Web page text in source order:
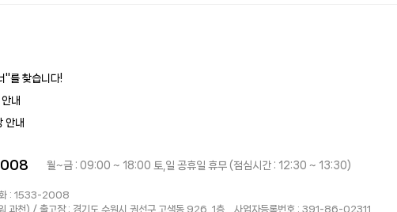
"를 찾습니다!
내
안내
월~금 : 09:00 ~ 18:00 토,일 공휴일 휴무 (점심시간 : 12:30 ~ 13:30)
화 : 1533-2008
과천) / 출고장 : 경기도 수원시 권선구 고색동 926, 1층 사업자등록번호 : 391-86-02311